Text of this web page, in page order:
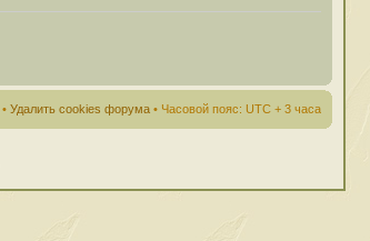
• Удалить cookies форума • Часовой пояс: UTC + 3 часа